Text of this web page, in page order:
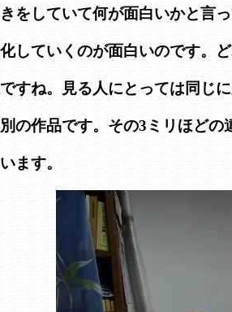
をしていて何が面白いかと言
していくのが面白いのです。
すね。見る人にとっては同じ
別の作品です。その3ミリほど
ます。